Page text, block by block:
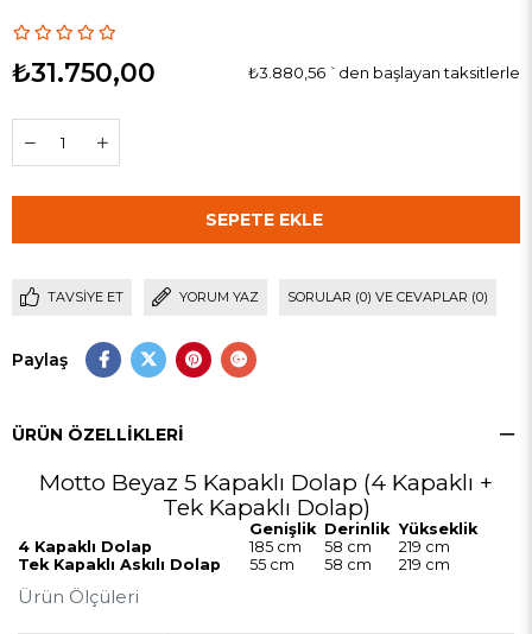
₺31.750,00 ₺3.880,56 `den başlayan taksitlerle
TAVSIYE ET YORUM YAZ SORULAR (0) VE CEVAPLAR (0)
Paylaş
ÜRÜN ÖZELLIKLERI
Motto Beyaz 5 Kapaklı Dolap (4 Kapaklı +
Tek Kapaklı Dolap)
Ürün Ölçüleri
Genişlik Derinlik Yükseklik
4 Kapaklı Dolap
185 cm 58 cm
219 cm
Tek Kapaklı Askılı Dolap
55 cm 58 cm 219 cm